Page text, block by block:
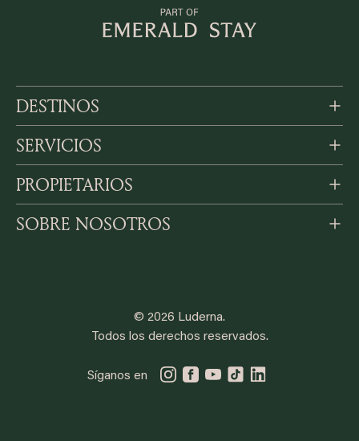
DESTINOS
SERVICIOS
PROPIETARIOS
SOBRE NOSOTROS
© 2026 Luderna.
Todos los derechos reservados.
Síganos en